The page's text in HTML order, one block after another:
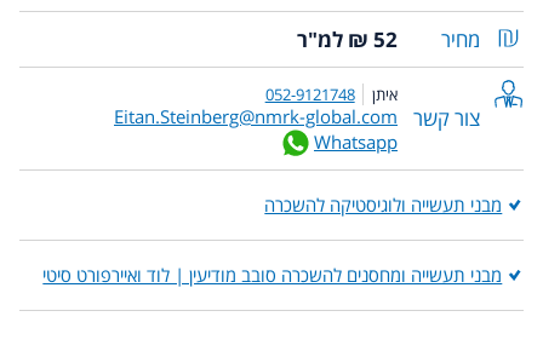
מחיר
52 ₪ למ"ר
צור קשר
איתן 052-9121748
Eitan.Steinberg@nmrk-global.com
Whatsapp
מבני תעשייה ולוגיסטיקה להשכרה
מבני תעשייה ומחסנים להשכרה סובב מודיעין | לוד ואיירפורט סיטי